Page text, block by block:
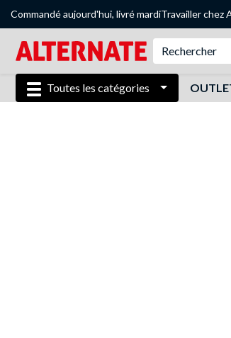
Commandé aujourd'hui, livré mardiTravailler chez
Toutes les catégories